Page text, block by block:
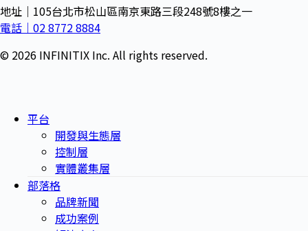
地址｜105台北市松山區南京東路三段248號8樓之一
電話｜02 8772 8884
© 2026 INFINITIX Inc. All rights reserved.
平台
開發與生態層
控制層
實體叢集層
部落格
品牌新聞
成功案例